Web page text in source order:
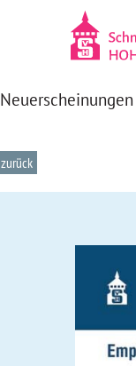
Neuerscheinungen
zurück